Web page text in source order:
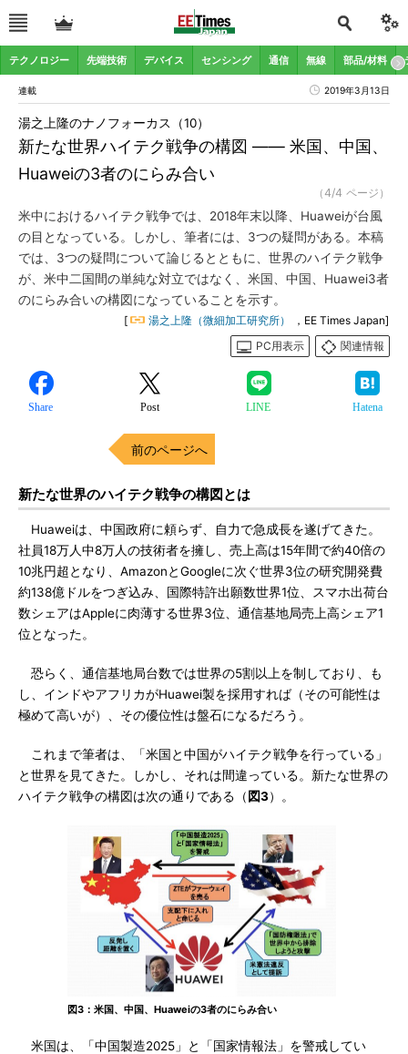
テクノロジー 先端技術 デバイス センシング 通信 無線 部品/材料
連載 2019年3月13日
新たな世界ハイテク戦争の構図 ―― 米国、中国、
Huaweiの3者のにらみ合い
湯之上隆のナノフォーカス（10）
（4/4 ページ）
米中におけるハイテク戦争では、2018年末以降、Huaweiが台風
の目となっている。しかし、筆者には、3つの疑問がある。本稿
では、3つの疑問について論じるとともに、世界のハイテク戦争
が、米中二国間の単純な対立ではなく、米国、中国、Huawei3者
のにらみ合いの構図になっていることを示す。
[ 湯之上隆（微細加工研究所）
，EE Times Japan]
PC用表示
関連情報
Share Post LINE Hatena
前のページへ
新たな世界のハイテク戦争の構図とは
Huaweiは、中国政府に頼らず、自力で急成長を遂げてきた。
社員18万人中8万人の技術者を擁し、売上高は15年間で約40倍の
10兆円超となり、AmazonとGoogleに次ぐ世界3位の研究開発費
約138億ドルをつぎ込み、国際特許出願数世界1位、スマホ出荷台
数シェアはAppleに肉薄する世界3位、通信基地局売上高シェア1
位となった。
恐らく、通信基地局台数では世界の5割以上を制しており、も
し、インドやアフリカがHuawei製を採用すれば（その可能性は
極めて高いが）、その優位性は盤石になるだろう。
これまで筆者は、「米国と中国がハイテク戦争を行っている」
と世界を見てきた。しかし、それは間違っている。新たな世界の
ハイテク戦争の構図は次の通りである（ 図3）。
図3：米国、中国、Huaweiの3者のにらみ合い
米国は、「中国製造2025」と「国家情報法」を警戒してい